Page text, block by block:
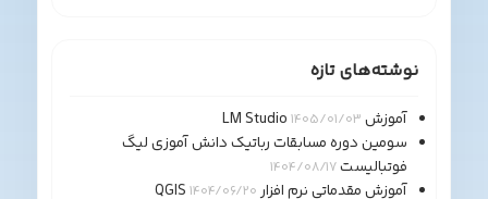
نوشته‌های تازه
آموزش LM Studio 1405/01/03
سومین دوره مسابقات رباتیک دانش آموزی لیگ
فوتبالیست1404/08/17
آموزش مقدماتی نرم افزار QGIS1404/06/20